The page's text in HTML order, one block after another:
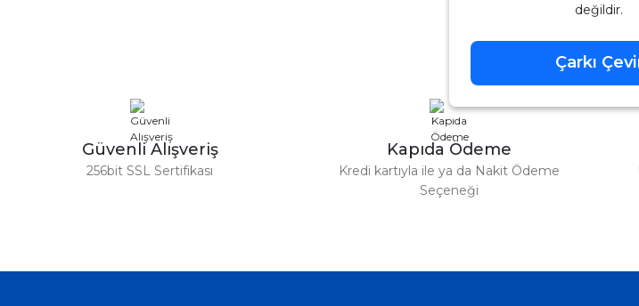
Güvenli Alışveriş
256bit SSL Sertifikası
Kapıda Ödeme
Kredi kartıyla ile ya da Nakit Ödeme
Seçeneği
değildir.
Çarkı